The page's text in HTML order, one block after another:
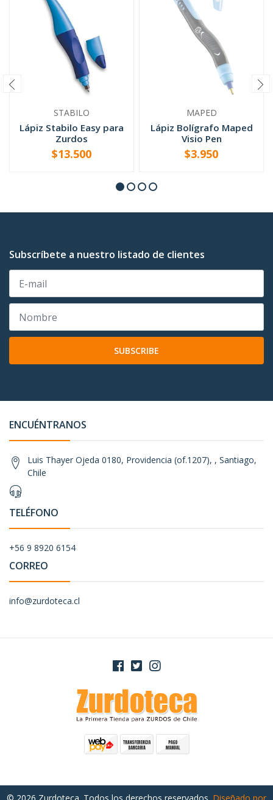
STABILO
Lápiz Stabilo Easy para
Zurdos
VER OPCIONES
$13.500
MAPED
Lápiz Bolígrafo Maped
Visio Pen
AGOTADO
$3.950
Subscríbete a nuestro listado de clientes
SUBSCRIBE
ENCUÉNTRANOS
Luis Thayer Ojeda 0180, Providencia (of.1207), , Santiago,
Chile
TELÉFONO
+56 9 8920 6154
CORREO
info@zurdoteca.cl